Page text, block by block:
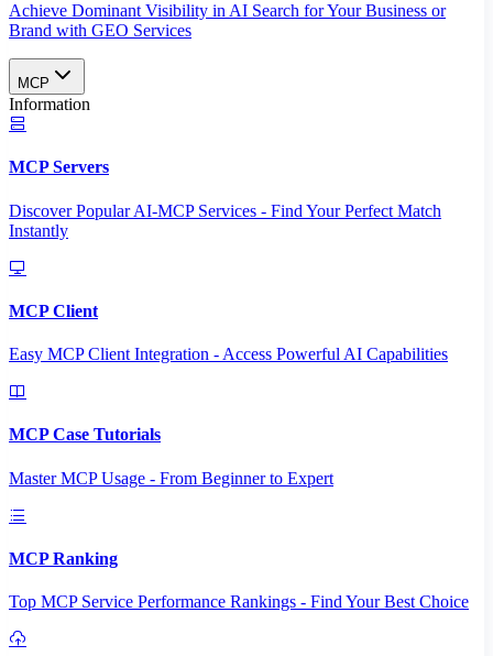
Achieve Dominant Visibility in AI Search for Your Business or
Brand with GEO Services​
MCP
Information
MCP Servers
Discover Popular AI-MCP Services - Find Your Perfect Match
Instantly
MCP Client
Easy MCP Client Integration - Access Powerful AI Capabilities
MCP Case Tutorials
Master MCP Usage - From Beginner to Expert
MCP Ranking
Top MCP Service Performance Rankings - Find Your Best Choice